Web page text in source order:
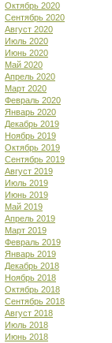
Октябрь 2020
Сентябрь 2020
Август 2020
Июль 2020
Июнь 2020
Май 2020
Апрель 2020
Март 2020
Февраль 2020
Январь 2020
Декабрь 2019
Ноябрь 2019
Октябрь 2019
Сентябрь 2019
Август 2019
Июль 2019
Июнь 2019
Май 2019
Апрель 2019
Март 2019
Февраль 2019
Январь 2019
Декабрь 2018
Ноябрь 2018
Октябрь 2018
Сентябрь 2018
Август 2018
Июль 2018
Июнь 2018